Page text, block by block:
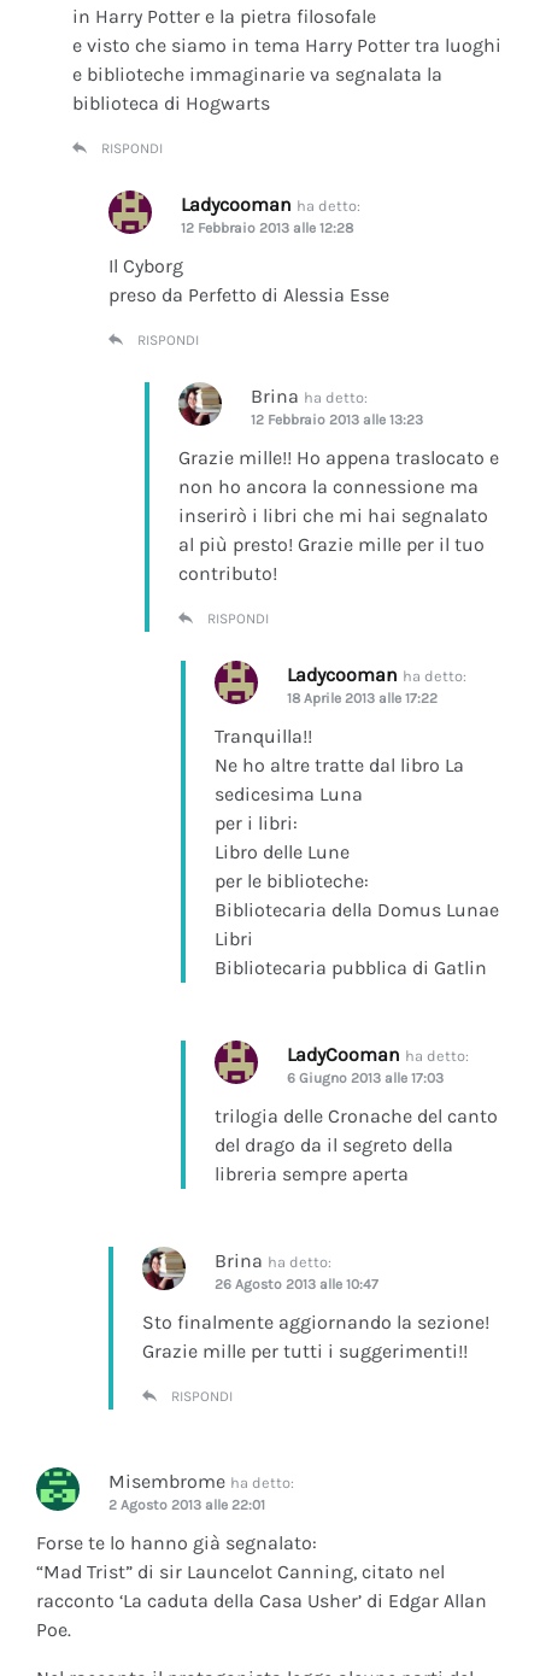
in Harry Potter e la pietra filosofale
e visto che siamo in tema Harry Potter tra luoghi
e biblioteche immaginarie va segnalata la
biblioteca di Hogwarts
RISPONDI
Ladycooman ha detto:
12 Febbraio 2013 alle 12:28
Il Cyborg
preso da Perfetto di Alessia Esse
RISPONDI
Brina ha detto:
12 Febbraio 2013 alle 13:23
Grazie mille!! Ho appena traslocato e
non ho ancora la connessione ma
inserirò i libri che mi hai segnalato
al più presto! Grazie mille per il tuo
contributo!
RISPONDI
Ladycooman ha detto:
18 Aprile 2013 alle 17:22
Tranquilla!!
Ne ho altre tratte dal libro La
sedicesima Luna
per i libri:
Libro delle Lune
per le biblioteche:
Bibliotecaria della Domus Lunae
Libri
Bibliotecaria pubblica di Gatlin
LadyCooman ha detto:
6 Giugno 2013 alle 17:03
trilogia delle Cronache del canto
del drago da il segreto della
libreria sempre aperta
Brina ha detto:
26 Agosto 2013 alle 10:47
Sto finalmente aggiornando la sezione!
Grazie mille per tutti i suggerimenti!!
RISPONDI
Misembrome ha detto:
2 Agosto 2013 alle 22:01
Forse te lo hanno già segnalato:
“Mad Trist” di sir Launcelot Canning, citato nel
racconto ‘La caduta della Casa Usher’ di Edgar Allan
Poe.